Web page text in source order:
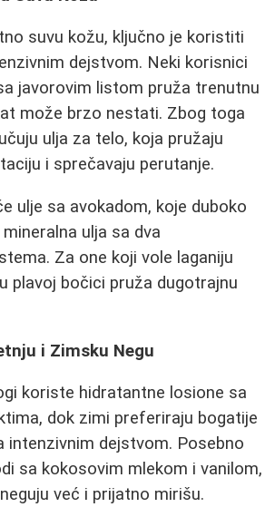
suvu kožu, ključno je koristiti
dejstvom. Neki korisnici
javorovim listom pruža trenutnu
može brzo nestati. Zbog toga
ulja za telo, koja pružaju
i sprečavaju perutanje.
ulje sa avokadom, koje duboko
ulja sa dva
Za one koji vole laganiju
plavoj bočici pruža dugotrajnu
i Zimsku Negu
koriste hidratantne losione sa
dok zimi preferiraju bogatije
intenzivnim dejstvom. Posebno
sa kokosovim mlekom i vanilom,
već i prijatno mirišu.